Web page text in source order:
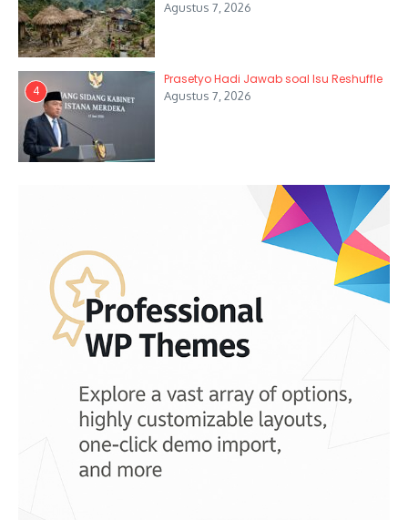
Agustus 7, 2026
4
Prasetyo Hadi Jawab soal Isu Reshuffle
Agustus 7, 2026